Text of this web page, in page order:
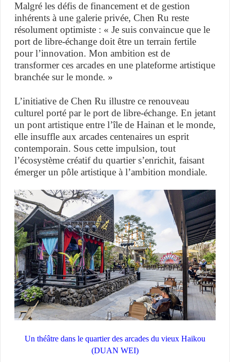
Malgré les défis de financement et de gestion
inhérents à une galerie privée, Chen Ru reste
résolument optimiste : « Je suis convaincue que le
port de libre-échange doit être un terrain fertile
pour l’innovation. Mon ambition est de
transformer ces arcades en une plateforme artistique
branchée sur le monde. »
L’initiative de Chen Ru illustre ce renouveau
culturel porté par le port de libre-échange. En jetant
un pont artistique entre l’île de Hainan et le monde,
elle insuffle aux arcades centenaires un esprit
contemporain. Sous cette impulsion, tout
l’écosystème créatif du quartier s’enrichit, faisant
émerger un pôle artistique à l’ambition mondiale.
Un théâtre dans le quartier des arcades du vieux Haikou
(DUAN WEI)